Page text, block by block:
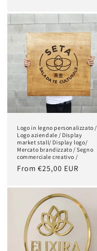
Logo in legno personalizzato /
Logo aziendale / Display
market stall/ Display logo/
Mercato brandizzato / Segno
commerciale creativo /
Regular
From €25,00 EUR